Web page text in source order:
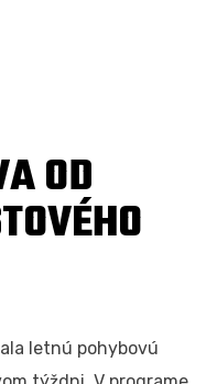
OD
letnú pohybovú